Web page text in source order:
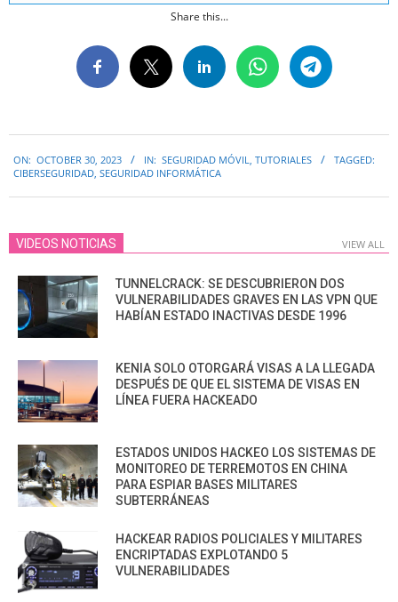
Share this...
10-
ON: OCTOBER 30, 2023 IN: SEGURIDAD MÓVIL TUTORIALES
TAGGED:
CIBERSEGURIDAD SEGURIDAD INFORMÁTICA
VIDEOS NOTICIAS VIEW ALL
TUNNELCRACK: SE DESCUBRIERON DOS
VULNERABILIDADES GRAVES EN LAS VPN QUE
HABÍAN ESTADO INACTIVAS DESDE 1996
KENIA SOLO OTORGARÁ VISAS A LA LLEGADA
DESPUÉS DE QUE EL SISTEMA DE VISAS EN
LÍNEA FUERA HACKEADO
ESTADOS UNIDOS HACKEO LOS SISTEMAS DE
MONITOREO DE TERREMOTOS EN CHINA
PARA ESPIAR BASES MILITARES
SUBTERRÁNEAS
HACKEAR RADIOS POLICIALES Y MILITARES
ENCRIPTADAS EXPLOTANDO 5
VULNERABILIDADES